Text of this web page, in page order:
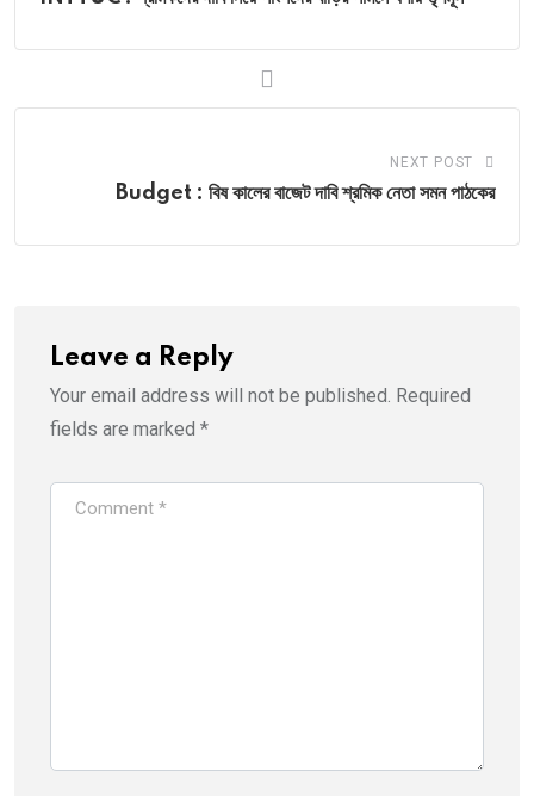
NEXT POST
Budget : বিষ কালের বাজেট দাবি শ্রমিক নেতা সমন পাঠকের
Leave a Reply
Your email address will not be published. Required
fields are marked *